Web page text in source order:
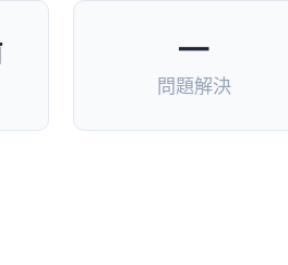
—
問題解決